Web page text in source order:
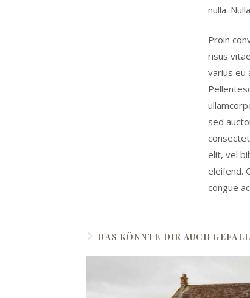
nulla.
Proin
risus
varius eu
sed
elit, vel
eleifend.
congue
DAS KÖNNTE DIR AUCH